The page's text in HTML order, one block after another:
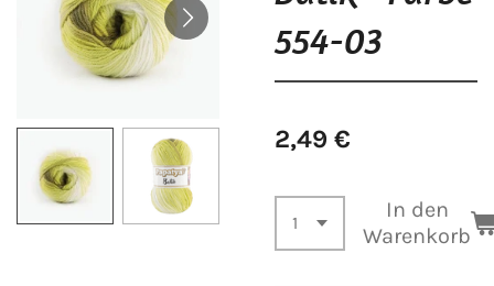
554-03
2,49 €
In den
Warenkorb